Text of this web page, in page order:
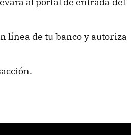
línea de tu banco y autoriza